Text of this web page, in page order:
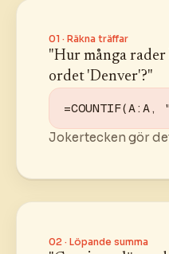
01 · Räkna träffar
"Hur många
ordet 'Denver'?"
Jokertecken gör
02 · Löpande summa